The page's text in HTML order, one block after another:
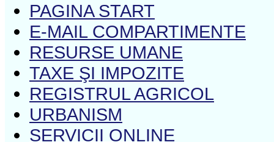
PAGINA START
E-MAIL COMPARTIMENTE
RESURSE UMANE
TAXE ŞI IMPOZITE
REGISTRUL AGRICOL
URBANISM
SERVICII ONLINE